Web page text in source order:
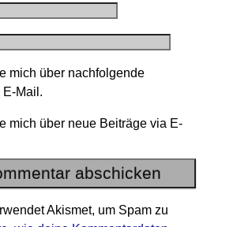
mich über nachfolgende
E-Mail.
mich über neue Beiträge via E-
Akismet, um Spam zu